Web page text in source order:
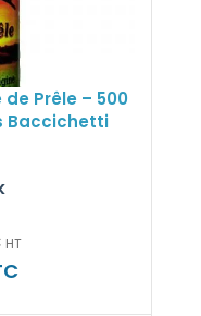
Prêle – 500
Baccichetti
HT